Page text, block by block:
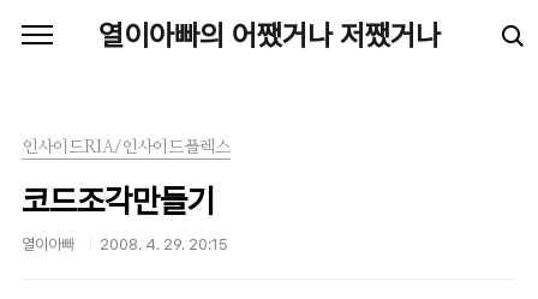
열이아빠의 어쨌거나 저쨌거나
인사이드RIA/인사이드플렉스
코드조각만들기
열이아빠 2008. 4. 29. 20:15